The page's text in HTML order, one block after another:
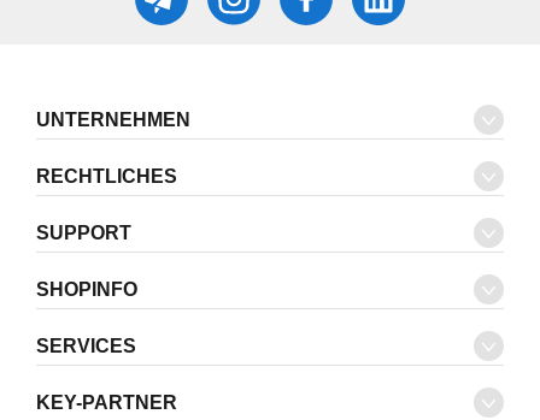
UNTERNEHMEN
RECHTLICHES
SUPPORT
SHOPINFO
SERVICES
KEY-PARTNER